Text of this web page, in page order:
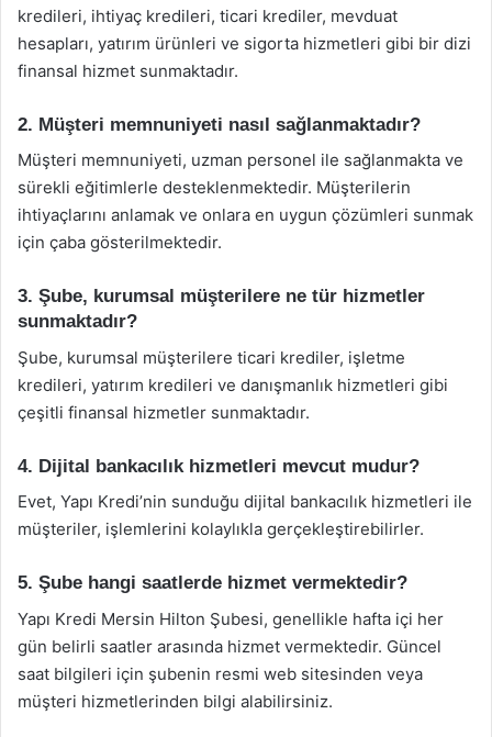
kredileri, ihtiyaç kredileri, ticari krediler, mevduat
hesapları, yatırım ürünleri ve sigorta hizmetleri gibi bir dizi
finansal hizmet sunmaktadır.
2. Müşteri memnuniyeti nasıl sağlanmaktadır?
Müşteri memnuniyeti, uzman personel ile sağlanmakta ve
sürekli eğitimlerle desteklenmektedir. Müşterilerin
ihtiyaçlarını anlamak ve onlara en uygun çözümleri sunmak
için çaba gösterilmektedir.
3. Şube, kurumsal müşterilere ne tür hizmetler
sunmaktadır?
Şube, kurumsal müşterilere ticari krediler, işletme
kredileri, yatırım kredileri ve danışmanlık hizmetleri gibi
çeşitli finansal hizmetler sunmaktadır.
4. Dijital bankacılık hizmetleri mevcut mudur?
Evet, Yapı Kredi’nin sunduğu dijital bankacılık hizmetleri ile
müşteriler, işlemlerini kolaylıkla gerçekleştirebilirler.
5. Şube hangi saatlerde hizmet vermektedir?
Yapı Kredi Mersin Hilton Şubesi, genellikle hafta içi her
gün belirli saatler arasında hizmet vermektedir. Güncel
saat bilgileri için şubenin resmi web sitesinden veya
müşteri hizmetlerinden bilgi alabilirsiniz.